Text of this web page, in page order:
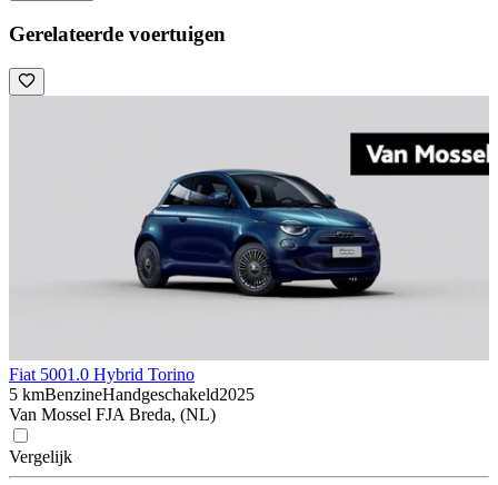
Gerelateerde voertuigen
Fiat 5001.0 Hybrid Torino
5 kmBenzineHandgeschakeld2025
Van Mossel FJA Breda, (NL)
Vergelijk